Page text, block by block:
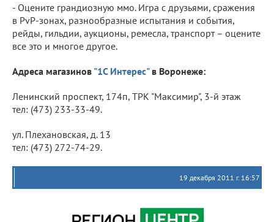
- Оцените грандиозную ммо. Игра с друзьями, сражения
в PvP-зонах, разнообразные испытания и события,
рейды, гильдии, аукционы, ремесла, транспорт – оцените
все это и многое другое.
Адреса магазинов "1C Интерес"в Воронеже:
Ленинский проспект, 174п, ТРК "Максимир", 3-й этаж
тел: (473) 233-33-49.
ул. Плехановская, д. 13
тел: (473) 272-74-29.
19 декабря 2011 г. 16:57